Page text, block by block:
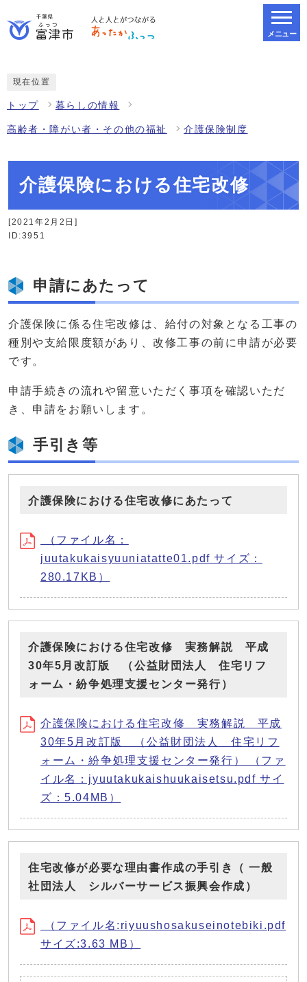
メニュー
現在位置
トップ 暮らしの情報
高齢者・障がい者・その他の福祉 介護保険制度
介護保険における住宅改修
[2021年2月2日]
ID:3951
申請にあたって
介護保険に係る住宅改修は、給付の対象となる工事の
種別や支給限度額があり、改修工事の前に申請が必要
です。
申請手続きの流れや留意いただく事項を確認いただ
き、申請をお願いします。
手引き等
介護保険における住宅改修にあたって
（ファイル名：
juutakukaisyuuniatatte01.pdf サイズ：
280.17KB）
介護保険における住宅改修 実務解説 平成
30年5月改訂版 （公益財団法人 住宅リフ
ォーム・紛争処理支援センター発行）
介護保険における住宅改修 実務解説 平成
30年5月改訂版 （公益財団法人 住宅リフ
ォーム・紛争処理支援センター発行） （ファ
イル名：jyuutakukaishuukaisetsu.pdf サイ
ズ：5.04MB）
住宅改修が必要な理由書作成の手引き（ 一般
社団法人 シルバーサービス振興会作成）
（ファイル名:riyuushosakuseinotebiki.pdf
サイズ:3.63 MB）